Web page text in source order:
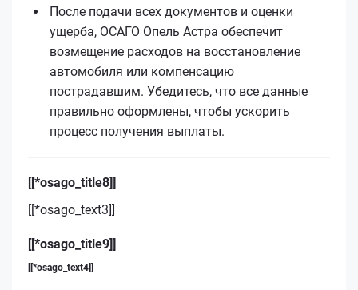
После подачи всех документов и оценки
ущерба, ОСАГО Опель Астра обеспечит
возмещение расходов на восстановление
автомобиля или компенсацию
пострадавшим. Убедитесь, что все данные
правильно оформлены, чтобы ускорить
процесс получения выплаты.
[[*osago_title8]]
[[*osago_text3]]
[[*osago_title9]]
[[*osago_text4]]